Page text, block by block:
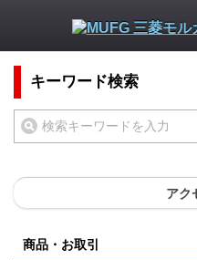
キーワード検索
アク
商品・お取引